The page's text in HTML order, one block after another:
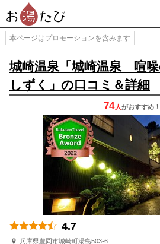
本ページはプロモーションを含みます
城崎温泉「城崎温泉 喧
しずく」の口コミ＆詳細
74 人がおすすめ！
4.7
兵庫県豊岡市城崎町湯島503-6